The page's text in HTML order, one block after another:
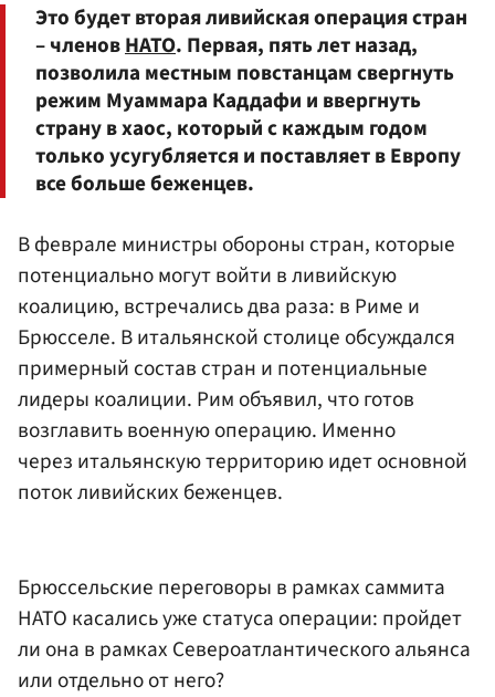
Это будет вторая ливийская операция стран
– членовНАТО. Первая, пять лет назад,
позволила местным повстанцам свергнуть
режим Муаммара Каддафи и ввергнуть
страну в хаос, который с каждым годом
только усугубляется и поставляет в Европу
все больше беженцев.
В феврале министры обороны стран, которые
потенциально могут войти в ливийскую
коалицию, встречались два раза: в Риме и
Брюсселе. В итальянской столице обсуждался
примерный состав стран и потенциальные
лидеры коалиции. Рим объявил, что готов
возглавить военную операцию. Именно
через итальянскую территорию идет основной
поток ливийских беженцев.
Брюссельские переговоры в рамках саммита
НАТО касались уже статуса операции: пройдет
ли она в рамках Североатлантического альянса
или отдельно от него?